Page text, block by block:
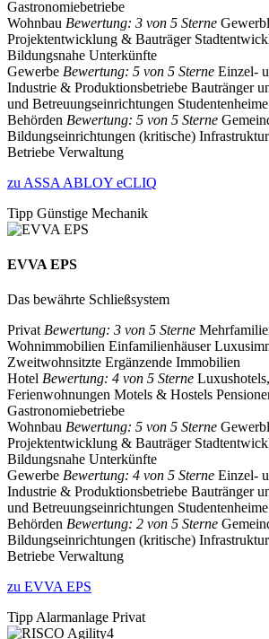
Gastronomiebetriebe
Wohnbau Bewertung: 3 von 5 Sterne
Projektentwicklung & Bauträger
Bildungsnahe Unterkünfte
Gewerbe Bewertung: 5 von 5 Sterne Einzel-
Industrie & Produktionsbetriebe Bautränger
und Betreuungseinrichtungen Studentenheime
Behörden Bewertung: 5 von 5 Sterne
Bildungseinrichtungen (kritische) Infrastruktur
Betriebe Verwaltung
zu ASSA ABLOY eCLIQ
Tipp Günstige Mechanik
EVVA EPS
Das bewährte Schließsystem
Privat Bewertung: 3 von 5 Sterne
Wohnimmobilien Einfamilienhäuser
Zweitwohnsitzte Ergänzende Immobilien
Hotel Bewertung: 4 von 5 Sterne
Ferienwohnungen Motels & Hostels
Gastronomiebetriebe
Wohnbau Bewertung: 5 von 5 Sterne
Projektentwicklung & Bauträger
Bildungsnahe Unterkünfte
Gewerbe Bewertung: 4 von 5 Sterne Einzel-
Industrie & Produktionsbetriebe Bautränger
und Betreuungseinrichtungen Studentenheime
Behörden Bewertung: 2 von 5 Sterne
Bildungseinrichtungen (kritische) Infrastruktur
Betriebe Verwaltung
zu EVVA EPS
Tipp Alarmanlage Privat